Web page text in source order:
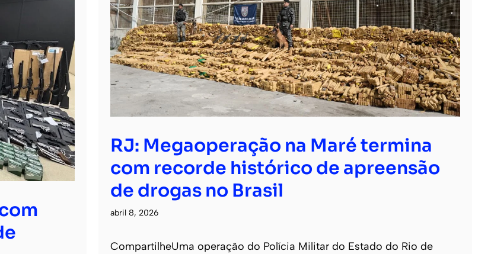
RJ: Megaoperação na Maré termina
com recorde histórico de apreensão
de drogas no Brasil
abril 8, 2026
CompartilheUma operação do Polícia Militar do Estado do Rio de